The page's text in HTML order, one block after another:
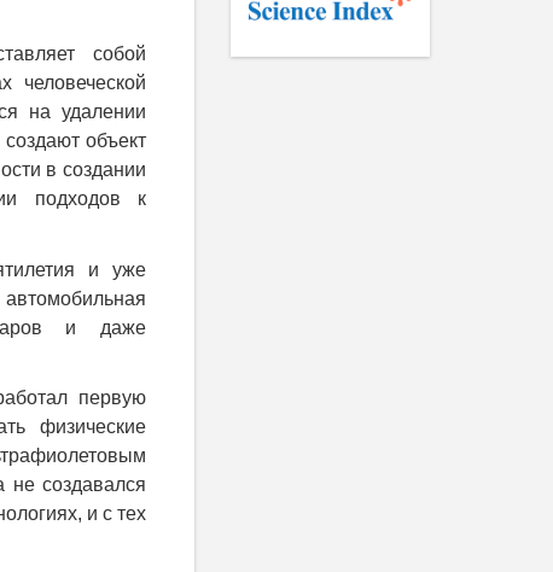
собой
на удалении
объект
в создании
подходов к
и уже
автомобильная
и даже
первую
физические
не создавался
и с тех